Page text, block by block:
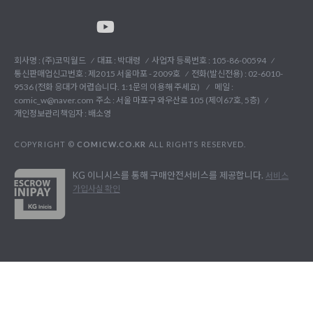
회사명 : (주)코믹월드 대표 : 박대령
사업자 등록번호 : 105-86-00594
통신판매업신고번호 : 제2015 서울마포 - 2009호
전화(발신전용) : 02-6010-
9536 (전화 응대가 어렵습니다. 1:1문의 이용해 주세요)
메일 :
comic_w@naver.com 주소 : 서울 마포구 와우산로 105 (제이67호, 5층)
개인정보관리책임자 : 배소영
COPYRIGHT © COMICW.CO.KR ALL RIGHTS RESERVED.
KG 이니시스를 통해 구매안전서비스를 제공합니다. 서비스
가입사실 확인